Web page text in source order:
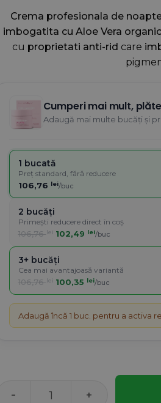
Crema profesionala de
imbogatita cu Aloe Vera
cu proprietati anti-rid care
Cumperi mai mult,
Adaugă mai multe bucăți și
1 bucată
Preț standard, fără reducere
106,76 lei/buc
2 bucăți
Primești reducere direct în coș
106,76lei 102,49 lei/buc
3+ bucăți
Cea mai avantajoasă variantă
106,76lei 100,35 lei/buc
Adaugă încă 1 buc. pentru a activa
Cantitate Crema de noapte cu